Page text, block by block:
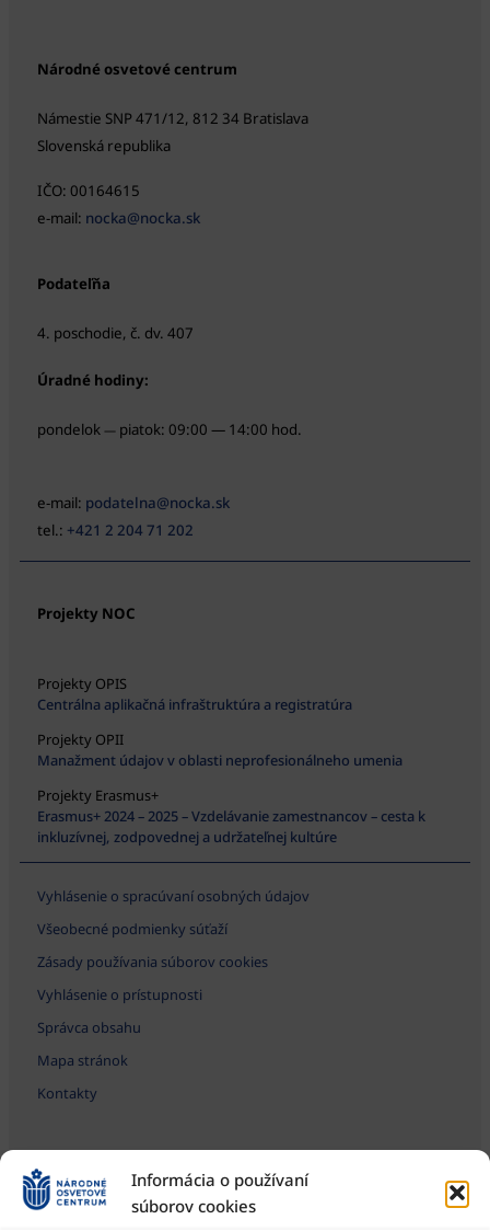
Informácia o používaní
súborov cookies
Národné osvetové centrum
Námestie SNP 471/12, 812 34 Bratislava
Slovenská republika
IČO: 00164615
e-mail: nocka@nocka.sk
Podateľňa
4. poschodie, č. dv. 407
Úradné hodiny:
pondelok — piatok: 09:00 — 14:00 hod.
e-mail: podatelna@nocka.sk
tel.: +421 2 204 71 202
Projekty NOC
Projekty OPIS
Centrálna aplikačná infraštruktúra a registratúra
Projekty OPII
Manažment údajov v oblasti neprofesionálneho umenia
Projekty Erasmus+
Erasmus+ 2024 – 2025 – Vzdelávanie zamestnancov – cesta k
inkluzívnej, zodpovednej a udržateľnej kultúre
Vyhlásenie o spracúvaní osobných údajov
Všeobecné podmienky súťaží
Zásady používania súborov cookies
Vyhlásenie o prístupnosti
Správca obsahu
Mapa stránok
Kontakty